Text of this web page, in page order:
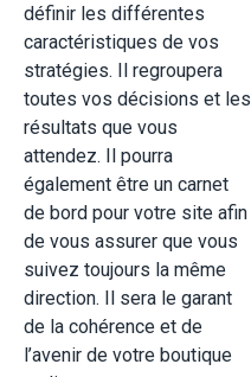
définir les différentes
caractéristiques de vos
stratégies. Il regroupera
toutes vos décisions et les
résultats que vous
attendez. Il pourra
également être un carnet
de bord pour votre site afin
de vous assurer que vous
suivez toujours la même
direction. Il sera le garant
de la cohérence et de
l’avenir de votre boutique